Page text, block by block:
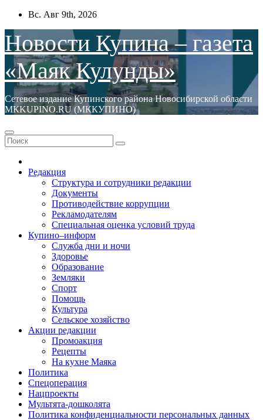
Перейти
содержимому
Вс. Авг 9th, 2026
Новости Купина – газета
«Маяк Кулунды»
Сетевое издание Купинского района Новосибирской области
МКKUPINO.RU (МККУПИНО)
Редакция
Структура и сотрудники редакции
Документы
Противодействие коррупции
Рекламодателям
Специальная оценка условий труда
Купино–информ
Служба дни и ночи
Здоровье
Образование
Земляки
Спорт
Помощь
Культура
Сельское хозяйство
Акции редакции
Промоакция
Рецепты
На кухне Маяка
Политика
Спецоперация
Нацпроекты
Мультята-дошколята
Политика конфиденциальности персональных данных